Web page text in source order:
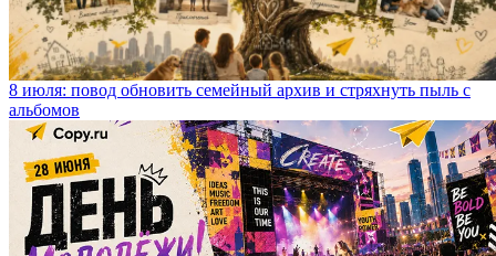
8 июля: повод обновить семейный архив и стряхнуть пыль с
альбомов